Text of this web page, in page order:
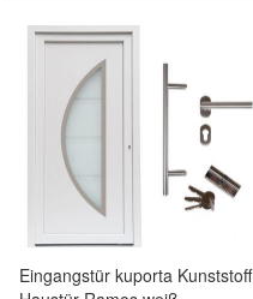
Eingangstür kuporta Kunststoff